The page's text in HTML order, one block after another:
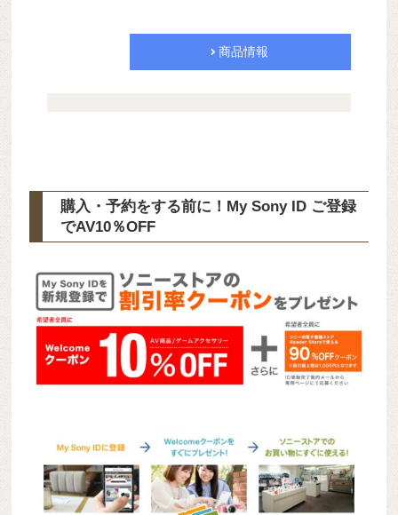
商品情報
購入・予約をする前に！My Sony ID ご登録
でAV10％OFF